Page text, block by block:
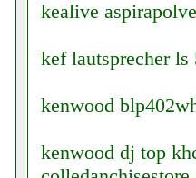
kealive
kef lautsprecher
kenwood
kenwood dj top